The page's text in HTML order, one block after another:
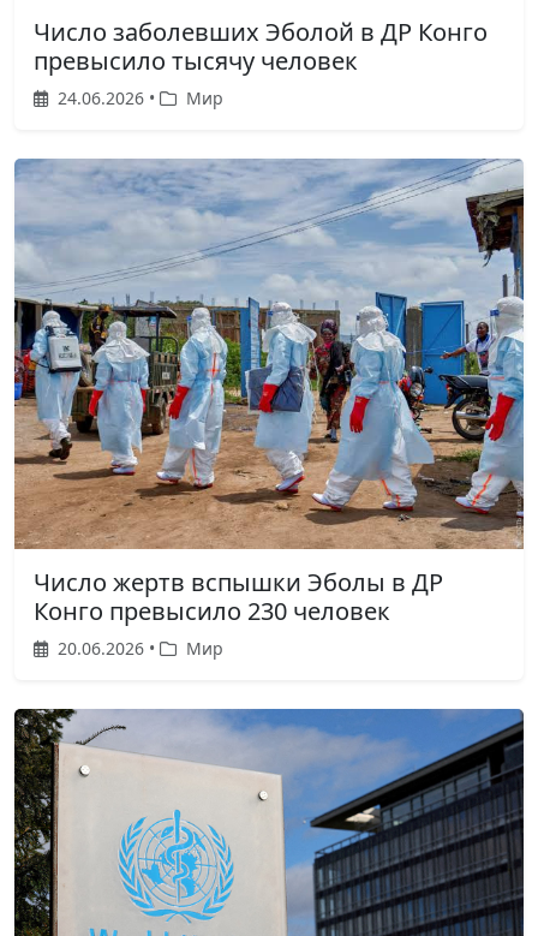
Число заболевших Эболой в ДР Конго
превысило тысячу человек
24.06.2026 • Мир
Число жертв вспышки Эболы в ДР
Конго превысило 230 человек
20.06.2026 • Мир